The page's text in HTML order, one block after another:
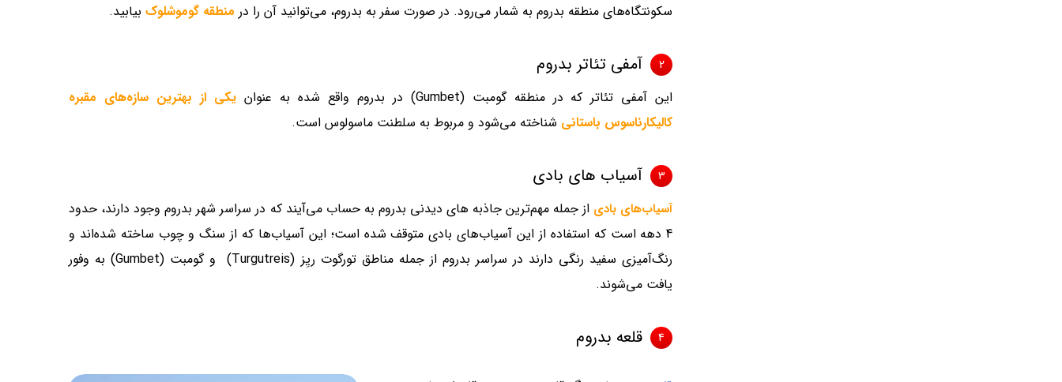
سکونتگاه‌های منطقه بدروم به شمار می‌رود. در صورت سفر به بدروم، می‌توانید آن را در منطقه گوموشلوکبیابید.
2 آمفی تئاتر بدروم
این آمفی تئاتر که در منطقه گومبت (Gumbet) در بدروم واقع شده به عنوان
یکی از بهترین سازه‌های مقبره
کالیکارناسوس باستانی شناخته می‌شود و مربوط به سلطنت ماسولوس است.
3 آسیاب های بادی
آسیاب‌های بادی از جمله مهم‌ترین جاذبه های دیدنی بدروم به حساب می‌آیند که در سراسر شهر بدروم وجود دارند، حدود
4 دهه است که استفاده از این آسیاب‌های بادی متوقف شده است؛ این آسیاب‌ها که از سنگ و چوب ساخته شده‌اند و
رنگ‌آمیزی سفید رنگی دارند در سراسر بدروم از جمله مناطق تورگوت ریِز (Turgutreis) و گومبت (Gumbet) به وفور
یافت می‌شوند.
4 قلعه بدروم